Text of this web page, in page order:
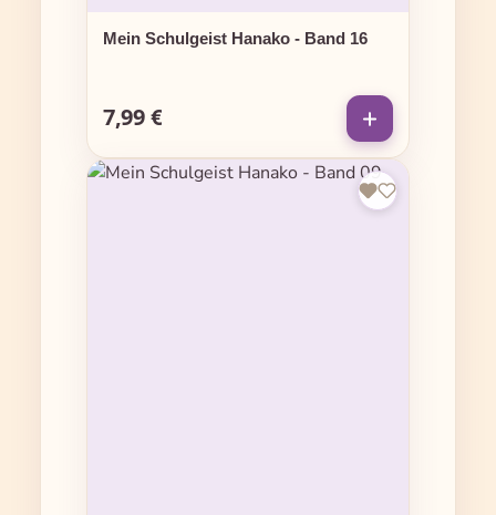
Mein Schulgeist Hanako - Band 16
Regulärer Preis:
7,99 €